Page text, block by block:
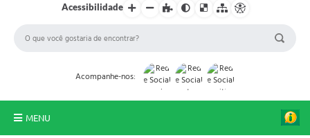
Acessibilidade
Acompanhe-nos:
MENU